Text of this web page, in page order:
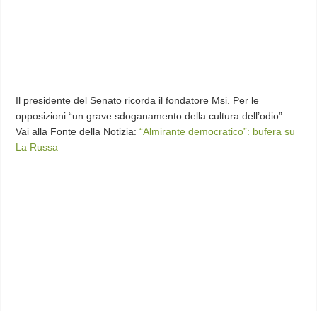
Il presidente del Senato ricorda il fondatore Msi. Per le
opposizioni “un grave sdoganamento della cultura dell’odio”
Vai alla Fonte della Notizia:“Almirante democratico”: bufera su
La Russa